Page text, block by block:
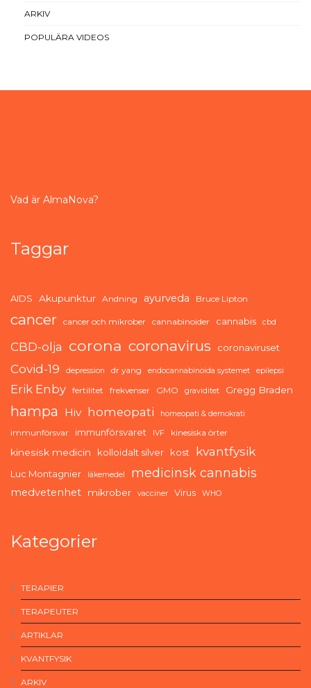
ARKIV
POPULÄRA VIDEOS
Vad är AlmaNova?
Taggar
AIDS Akupunktur Andning ayurveda Bruce Lipton
cancer cancer och mikrober cannabinoider cannabis cbd
CBD-olja corona coronavirus coronaviruset
Covid-19 depression dr yang endocannabinoida systemet epilepsi
Erik Enby fertilitet frekvenser GMO graviditet Gregg Braden
hampa Hiv homeopati homeopati & demokrati
immunförsvar immunförsvaret IVF kinesiska örter
kinesisk medicin kolloidalt silver kost kvantfysik
Luc Montagnier läkemedel medicinsk cannabis
medvetenhet mikrober vacciner Virus WHO
Kategorier
TERAPIER
TERAPEUTER
ARTIKLAR
KVANTFYSIK
ARKIV